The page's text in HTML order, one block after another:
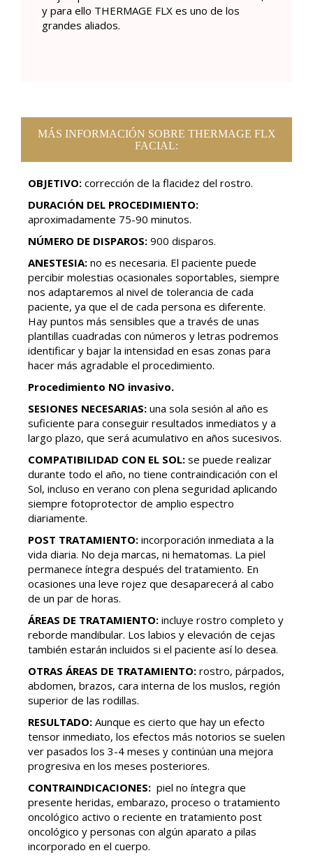
y para ello THERMAGE FLX es uno de los
grandes aliados.
MÁS INFORMACIÓN SOBRE THERMAGE FLX
FACIAL:
OBJETIVO: corrección de la flacidez del rostro.
DURACIÓN DEL PROCEDIMIENTO:
aproximadamente 75-90 minutos.
NÚMERO DE DISPAROS: 900 disparos.
ANESTESIA: no es necesaria. El paciente puede
percibir molestias ocasionales soportables, siempre
nos adaptaremos al nivel de tolerancia de cada
paciente, ya que el de cada persona es diferente.
Hay puntos más sensibles que a través de unas
plantillas cuadradas con números y letras podremos
identificar y bajar la intensidad en esas zonas para
hacer más agradable el procedimiento.
Procedimiento NO invasivo.
SESIONES NECESARIAS: una sola sesión al año es
suficiente para conseguir resultados inmediatos y a
largo plazo, que será acumulativo en años sucesivos.
COMPATIBILIDAD CON EL SOL: se puede realizar
durante todo el año, no tiene contraindicación con el
Sol, incluso en verano con plena seguridad aplicando
siempre fotoprotector de amplio espectro
diariamente.
POST TRATAMIENTO: incorporación inmediata a la
vida diaria. No deja marcas, ni hematomas. La piel
permanece íntegra después del tratamiento. En
ocasiones una leve rojez que desaparecerá al cabo
de un par de horas.
ÁREAS DE TRATAMIENTO: incluye rostro completo y
reborde mandibular. Los labios y elevación de cejas
también estarán incluidos si el paciente así lo desea.
OTRAS ÁREAS DE TRATAMIENTO: rostro, párpados,
abdomen, brazos, cara interna de los muslos, región
superior de las rodillas.
RESULTADO: Aunque es cierto que hay un efecto
tensor inmediato, los efectos más notorios se suelen
ver pasados los 3-4 meses y continúan una mejora
progresiva en los meses posteriores.
CONTRAINDICACIONES: piel no íntegra que
presente heridas, embarazo, proceso o tratamiento
oncológico activo o reciente en tratamiento post
oncológico y personas con algún aparato a pilas
incorporado en el cuerpo.